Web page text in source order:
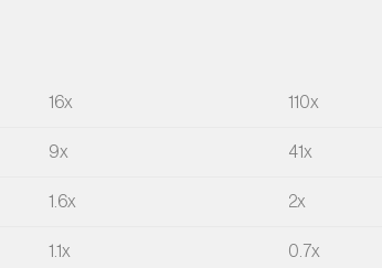
16x 110x
9x 41x
1.6x 2x
1.1x 0.7x